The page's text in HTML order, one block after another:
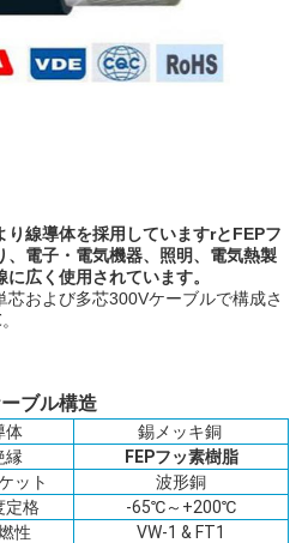
り線導体を採用していますrとFEPフ
、電子・電気機器、照明、電気熱製
広く使用されています。
芯および多芯300Vケーブルで構成さ
ブル構造
体
錫メッキ銅
縁
FEPフッ素樹脂
ット
波形銅
定格
-65℃～+200℃
性
VW-1 & FT1